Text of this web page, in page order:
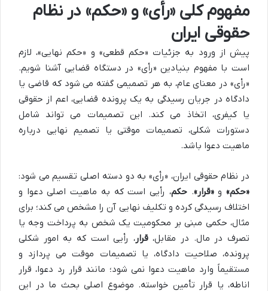
مفهوم کلی «رأی» و «حکم» در نظام
حقوقی ایران
پیش از ورود به جزئیات «حکم قطعی» و «حکم نهایی»، لازم
است با مفهوم بنیادین «رأی» در دستگاه قضایی آشنا شویم.
«رأی» در معنای عام، به هر تصمیمی گفته می شود که قاضی یا
دادگاه در جریان رسیدگی به یک پرونده قضایی، اعم از حقوقی
یا کیفری، اتخاذ می کند. این تصمیمات می تواند شامل
دستورات شکلی، تصمیمات موقتی یا تصمیم نهایی درباره
ماهیت دعوا باشد.
در نظام حقوقی ایران، «رأی» به دو دسته اصلی تقسیم می شود:
«حکم»و«قرار».حکم، رأیی است که به ماهیت اصلی دعوا و
اختلاف رسیدگی کرده و تکلیف نهایی آن را مشخص می کند؛ برای
مثال، حکمی مبنی بر محکومیت یک شخص به پرداخت وجه یا
تصرف در مال. در مقابل،قرار، رأیی است که به امور شکلی
پرونده، صلاحیت دادگاه، یا تصمیمات موقت می پردازد و
مستقیماً وارد ماهیت دعوا نمی شود؛ مانند قرار رد دعوا، قرار
اناطه، یا قرار تأمین خواسته. موضوع اصلی بحث ما در این